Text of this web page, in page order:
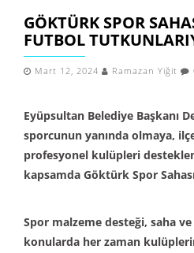
GÖKTÜRK SPOR
FUTBOL
Mart 12, 2024 Ramazan Yiğit
Eyüpsultan Belediye Başkanı
sporcunun yanında olmaya,
profesyonel kulüpleri
kapsamda Göktürk Spor
Spor malzeme desteği, saha
konularda her zaman